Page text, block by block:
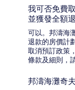
我可否免費
並獲發全額
可以。邦濤海
退款的房價計
取消預訂政策
條款及細則，
邦濤海灘奇